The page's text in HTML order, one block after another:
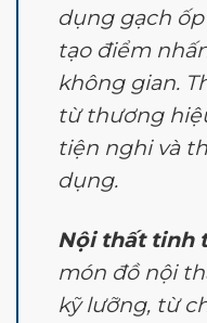
dụng gạch
tạo điểm
không gian.
từ thương
tiện nghi và
dụng.
Nội thất tinh
món đồ nội
kỹ lưỡng, từ